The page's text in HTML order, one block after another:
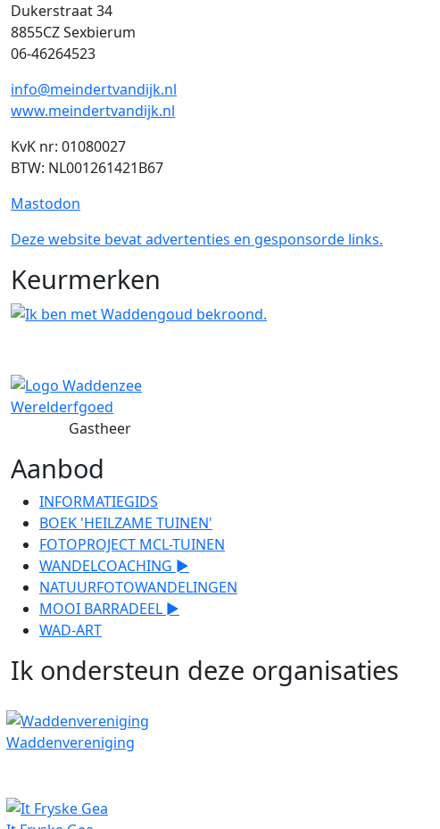
Dukerstraat 34
8855CZ Sexbierum
06-46264523
info@meindertvandijk.nl
www.meindertvandijk.nl
KvK nr: 01080027
BTW: NL001261421B67
Mastodon
Deze website bevat advertenties en gesponsorde links.
Keurmerken
Gastheer
Aanbod
INFORMATIEGIDS
BOEK 'HEILZAME TUINEN'
FOTOPROJECT MCL-TUINEN
WANDELCOACHING ►
NATUURFOTOWANDELINGEN
MOOI BARRADEEL ►
WAD-ART
Ik ondersteun deze organisaties
Waddenvereniging